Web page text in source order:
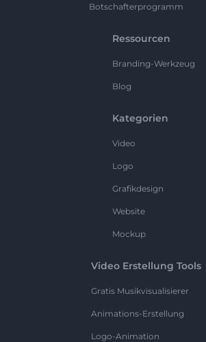
Botschafterprogramm
Ressourcen
Branding-Werkzeug
Blog
Kategorien
Video
Logo
Grafikdesign
Website
Mockup
Video Erstellung Tools
Gratis Musikvisualisierer
Animations-Erstellung
Logo-Animation